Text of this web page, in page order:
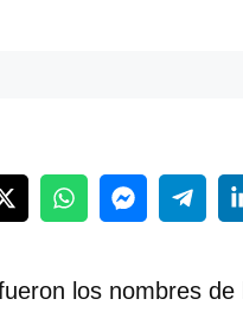
los nombres de